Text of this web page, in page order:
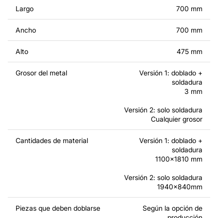
Opción 2: en la segunda opción, todos los elementos del
Bol de fuego V2 son independientes. En este caso, se
Largo 700 mm
Ancho 700 mm
Alto 475 mm
Grosor del metal
Versión 1: doblado +
soldadura
3 mm
Versión 2: solo soldadura
Cualquier grosor
Cantidades de material
Versión 1: doblado +
soldadura
1100x1810 mm
Versión 2: solo soldadura
1940x840mm
Piezas que deben doblarse
Según la opción de